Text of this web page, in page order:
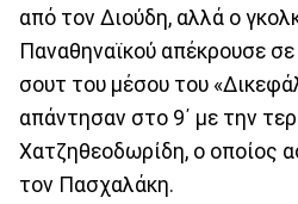
από τον Διούδη, αλλά ο
Παναθηναϊκού απέκρουσε
σουτ του μέσου του
απάντησαν στο 9΄ με την
Χατζηθεοδωρίδη, ο οποίος
τον Πασχαλάκη.